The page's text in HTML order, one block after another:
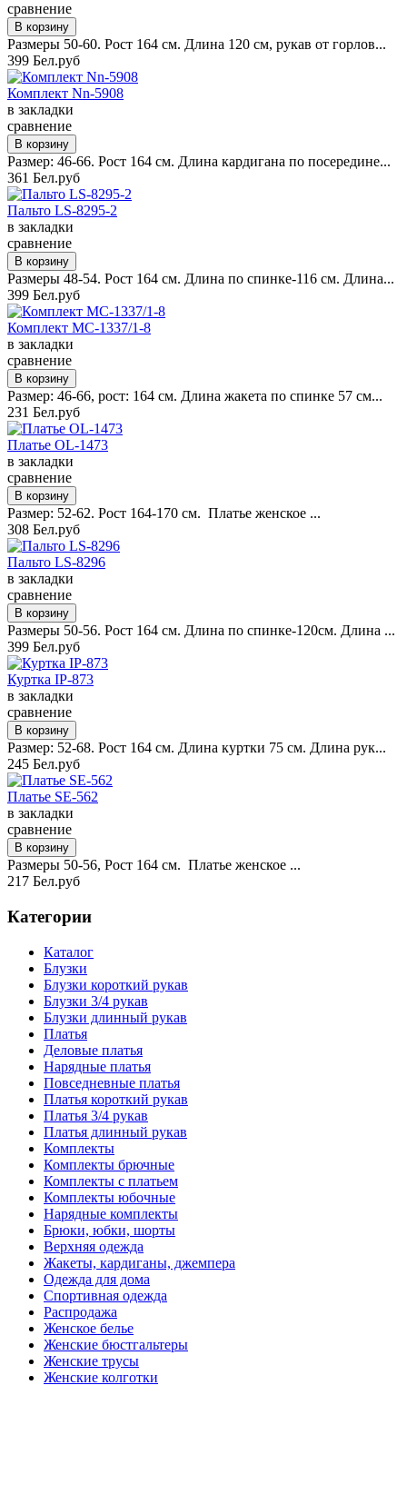
сравнение
Размеры 50-60. Рост 164 см. Длина 120 см, рукав от горлов...
399 Бел.руб
Комплект Nn-5908
в закладки
сравнение
Размер: 46-66. Рост 164 см. Длина кардигана по посередине...
361 Бел.руб
Пальто LS-8295-2
в закладки
сравнение
Размеры 48-54. Рост 164 см. Длина по спинке-116 см. Длина...
399 Бел.руб
Комплект MC-1337/1-8
в закладки
сравнение
Размер: 46-66, рост: 164 см. Длина жакета по спинке 57 см...
231 Бел.руб
Платье OL-1473
в закладки
сравнение
Размер: 52-62. Рост 164-170 см. Платье женское ...
308 Бел.руб
Пальто LS-8296
в закладки
сравнение
Размеры 50-56. Рост 164 см. Длина по спинке-120см. Длина ...
399 Бел.руб
Куртка IP-873
в закладки
сравнение
Размер: 52-68. Рост 164 см. Длина куртки 75 см. Длина рук...
245 Бел.руб
Платье SE-562
в закладки
сравнение
Размеры 50-56, Рост 164 см. Платье женское ...
217 Бел.руб
Категории
Каталог
Блузки
Блузки короткий рукав
Блузки 3/4 рукав
Блузки длинный рукав
Платья
Деловые платья
Нарядные платья
Повседневные платья
Платья короткий рукав
Платья 3/4 рукав
Платья длинный рукав
Комплекты
Комплекты брючные
Комплекты с платьем
Комплекты юбочные
Нарядные комплекты
Брюки, юбки, шорты
Верхняя одежда
Жакеты, кардиганы, джемпера
Одежда для дома
Спортивная одежда
Распродажа
Женское белье
Женские бюстгальтеры
Женские трусы
Женские колготки